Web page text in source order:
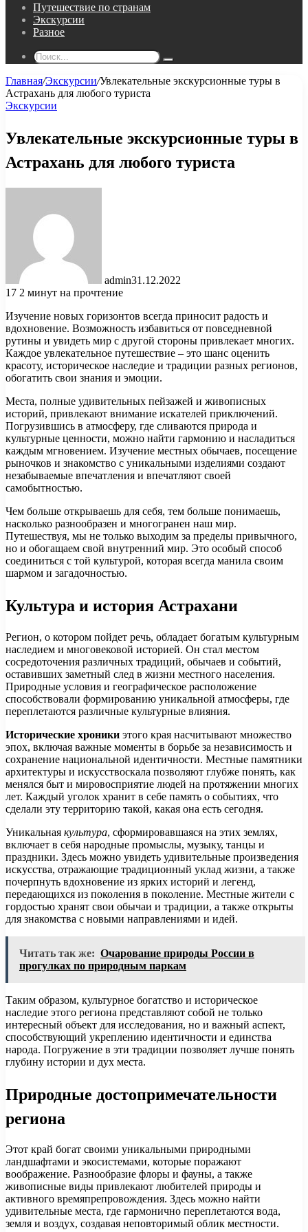
Путешествие по странам
Экскурсии
Разное
Поиск...
Главная/Экскурсии/Увлекательные экскурсионные туры в
Астрахань для любого туриста
Экскурсии
Увлекательные экскурсионные туры в
Астрахань для любого туриста
admin31.12.2022
17 2 минут на прочтение
Изучение новых горизонтов всегда приносит радость и
вдохновение. Возможность избавиться от повседневной
рутины и увидеть мир с другой стороны привлекает многих.
Каждое увлекательное путешествие – это шанс оценить
красоту, историческое наследие и традиции разных регионов,
обогатить свои знания и эмоции.
Места, полные удивительных пейзажей и живописных
историй, привлекают внимание искателей приключений.
Погрузившись в атмосферу, где сливаются природа и
культурные ценности, можно найти гармонию и насладиться
каждым мгновением. Изучение местных обычаев, посещение
рыночков и знакомство с уникальными изделиями создают
незабываемые впечатления и впечатляют своей
самобытностью.
Чем больше открываешь для себя, тем больше понимаешь,
насколько разнообразен и многогранен наш мир.
Путешествуя, мы не только выходим за пределы привычного,
но и обогащаем свой внутренний мир. Это особый способ
соединиться с той культурой, которая всегда манила своим
шармом и загадочностью.
Культура и история Астрахани
Регион, о котором пойдет речь, обладает богатым культурным
наследием и многовековой историей. Он стал местом
сосредоточения различных традиций, обычаев и событий,
оставивших заметный след в жизни местного населения.
Природные условия и географическое расположение
способствовали формированию уникальной атмосферы, где
переплетаются различные культурные влияния.
Исторические хроники этого края насчитывают множество
эпох, включая важные моменты в борьбе за независимость и
сохранение национальной идентичности. Местные памятники
архитектуры и искусствоскала позволяют глубже понять, как
менялся быт и мировосприятие людей на протяжении многих
лет. Каждый уголок хранит в себе память о событиях, что
сделали эту территорию такой, какая она есть сегодня.
Уникальная культура, сформировавшаяся на этих землях,
включает в себя народные промыслы, музыку, танцы и
праздники. Здесь можно увидеть удивительные произведения
искусства, отражающие традиционный уклад жизни, а также
почерпнуть вдохновение из ярких историй и легенд,
передающихся из поколения в поколение. Местные жители с
гордостью хранят свои обычаи и традиции, а также открыты
для знакомства с новыми направлениями и идей.
Читать так же: Очарование природы России в
прогулках по природным паркам
Таким образом, культурное богатство и историческое
наследие этого региона представляют собой не только
интересный объект для исследования, но и важный аспект,
способствующий укреплению идентичности и единства
народа. Погружение в эти традиции позволяет лучше понять
глубину истории и дух места.
Природные достопримечательности
региона
Этот край богат своими уникальными природными
ландшафтами и экосистемами, которые поражают
воображение. Разнообразие флоры и фауны, а также
живописные виды привлекают любителей природы и
активного времяпрепровождения. Здесь можно найти
удивительные места, где гармонично переплетаются вода,
земля и воздух, создавая неповторимый облик местности.